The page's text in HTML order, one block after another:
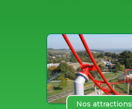
Nos attractions